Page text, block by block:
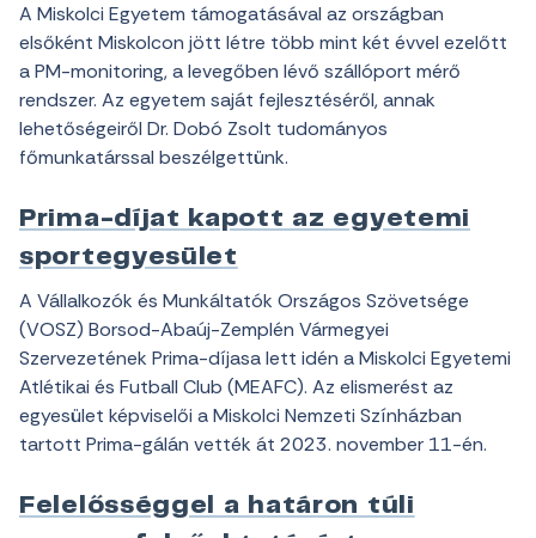
A Miskolci Egyetem támogatásával az országban
elsőként Miskolcon jött létre több mint két évvel ezelőtt
a PM-monitoring, a levegőben lévő szállóport mérő
rendszer. Az egyetem saját fejlesztéséről, annak
lehetőségeiről Dr. Dobó Zsolt tudományos
főmunkatárssal beszélgettünk.
Prima-díjat kapott az egyetemi
sportegyesület
A Vállalkozók és Munkáltatók Országos Szövetsége
(VOSZ) Borsod-Abaúj-Zemplén Vármegyei
Szervezetének Prima-díjasa lett idén a Miskolci Egyetemi
Atlétikai és Futball Club (MEAFC). Az elismerést az
egyesület képviselői a Miskolci Nemzeti Színházban
tartott Prima-gálán vették át 2023. november 11-én.
Felelősséggel a határon túli